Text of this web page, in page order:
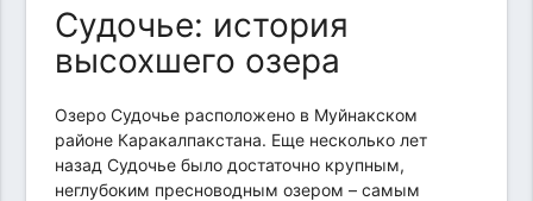
Судочье: история
высохшего озера
Озеро Судочье расположено в Муйнакском
районе Каракалпакстана. Еще несколько лет
назад Судочье было достаточно крупным,
неглубоким пресноводным озером – самым